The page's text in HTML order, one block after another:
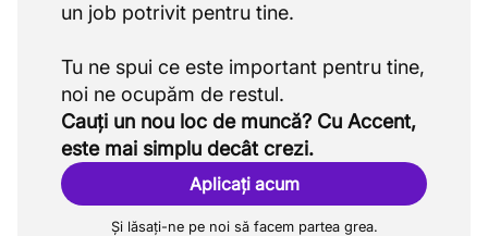
un job potrivit pentru tine.
Tu ne spui ce este important pentru tine,
Cauți un nou loc de muncă? Cu Accent,
este mai simplu decât crezi.
Aplicați acum
Și lăsați-ne pe noi să facem partea grea.